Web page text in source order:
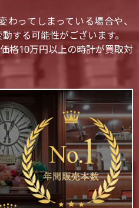
ってしまっている場合や、
する可能性がございます。
格10万円以上の時計が買取対